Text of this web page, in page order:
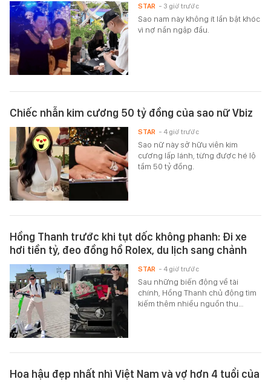
Sao nam này không ít lần bật khóc
vì nợ nần ngập đầu.
STAR - 3 giờ trước
Chiếc nhẫn kim cương 50 tỷ đồng của sao nữ Vbiz
Sao nữ này sở hữu viên kim
cương lấp lánh, từng được hé lộ
tầm 50 tỷ đồng.
STAR - 4 giờ trước
Hồng Thanh trước khi tụt dốc không phanh: Đi xe
hơi tiền tỷ, đeo đồng hồ Rolex, du lịch sang chảnh
Sau những biến động về tài
chính, Hồng Thanh chủ động tìm
kiếm thêm nhiều nguồn thu…
STAR - 4 giờ trước
Hoa hậu đẹp nhất nhì Việt Nam và vợ hơn 4 tuổi của